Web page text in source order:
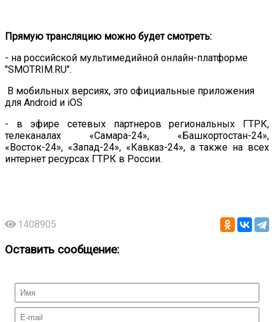
Прямую трансляцию можно будет смотреть:
- на российской мультимедийной онлайн-платформе
"SMOTRIM.RU".
В мобильных версиях, это официальные приложения
для Android и iOS
- в эфире сетевых партнеров региональных ГТРК,
телеканалах «Самара-24», «Башкортостан-24»,
«Восток-24», «Запад-24», «Кавказ-24», а также на всех
интернет ресурсах ГТРК в России.
1408905
Оставить сообщение: